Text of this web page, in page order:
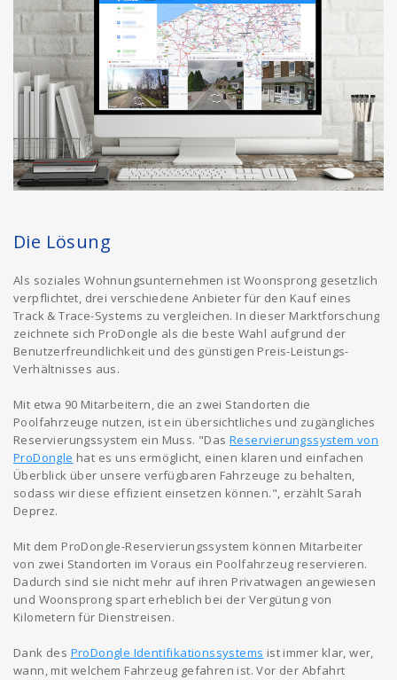
Die Lösung
Als soziales Wohnungsunternehmen ist Woonsprong gesetzlich
verpflichtet, drei verschiedene Anbieter für den Kauf eines
Track & Trace-Systems zu vergleichen. In dieser Marktforschung
zeichnete sich ProDongle als die beste Wahl aufgrund der
Benutzerfreundlichkeit und des günstigen Preis-Leistungs-
Verhältnisses aus.
Mit etwa 90 Mitarbeitern, die an zwei Standorten die
Poolfahrzeuge nutzen, ist ein übersichtliches und zugängliches
Reservierungssystem ein Muss. "Das Reservierungssystem von
ProDongle hat es uns ermöglicht, einen klaren und einfachen
Überblick über unsere verfügbaren Fahrzeuge zu behalten,
sodass wir diese effizient einsetzen können.", erzählt Sarah
Deprez.
Mit dem ProDongle-Reservierungssystem können Mitarbeiter
von zwei Standorten im Voraus ein Poolfahrzeug reservieren.
Dadurch sind sie nicht mehr auf ihren Privatwagen angewiesen
und Woonsprong spart erheblich bei der Vergütung von
Kilometern für Dienstreisen.
Dank des ProDongle Identifikationssystems ist immer klar, wer,
wann, mit welchem Fahrzeug gefahren ist. Vor der Abfahrt